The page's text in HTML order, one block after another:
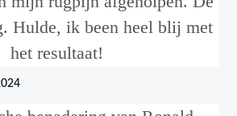
Hulde, ik been heel blij met
het resultaat!